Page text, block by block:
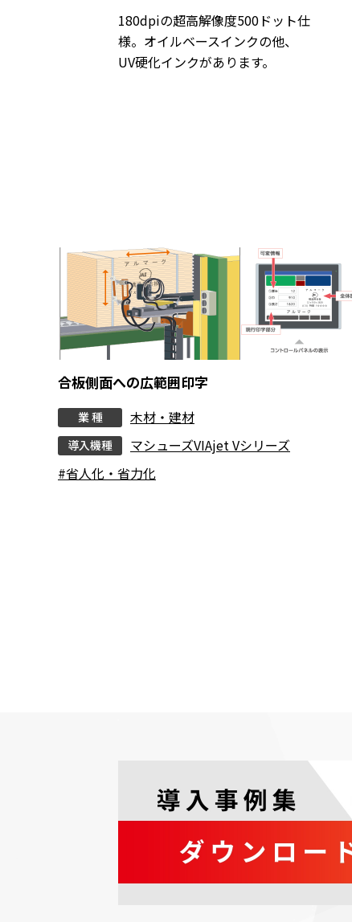
180dpiの超高解像度500ドット仕
様。オイルベースインクの他、
UV硬化インクがあります。
合板側面への広範囲印字
業 種 木材・建材
導入機種
マシューズVIAjet Vシリーズ
#省人化・省力化